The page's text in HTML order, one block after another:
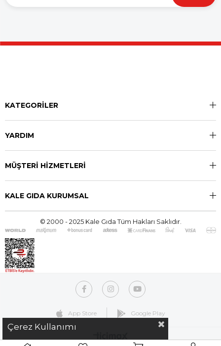
KATEGORİLER
YARDIM
MÜŞTERİ HİZMETLERİ
KALE GIDA KURUMSAL
© 2000 - 2025 Kale Gıda Tüm Hakları Saklıdır.
App Store Google Play
Çerez Kullanımı